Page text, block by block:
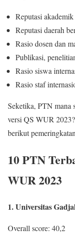
Reputasi akademik
Reputasi daerah
Rasio dosen dan
Publikasi,
Rasio siswa
Rasio staf
Seketika, PTN mana
versi QS WUR
berikut
10 PTN
WUR 2023
1. Universitas
Overall score: 40,2